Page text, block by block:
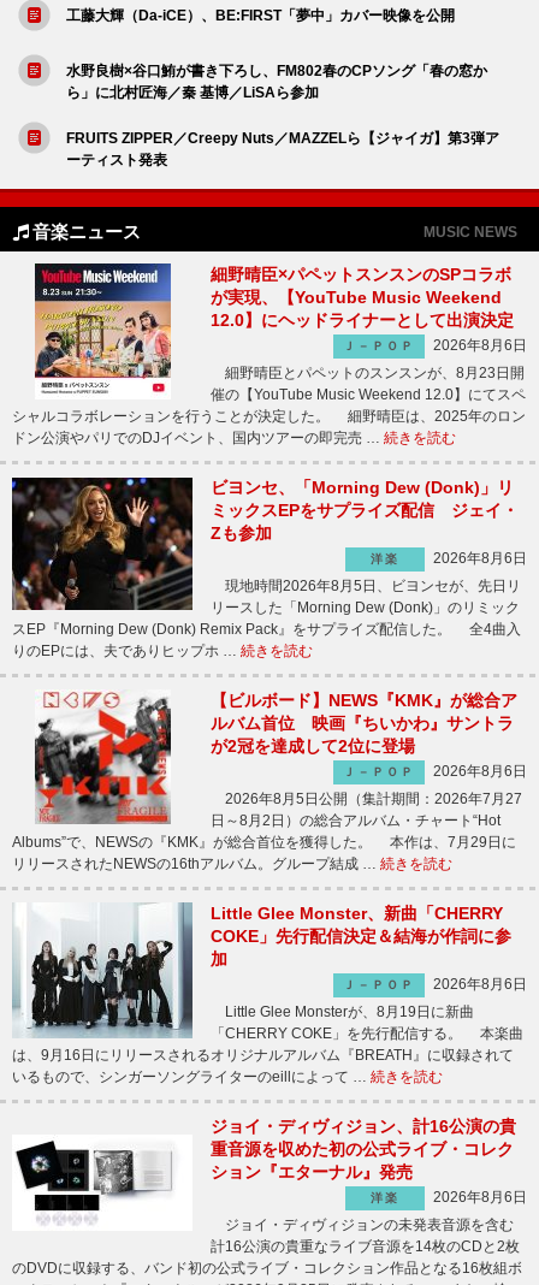
工藤大輝（Da-iCE）、BE:FIRST「夢中」カバー映像を公開
水野良樹×谷口鮪が書き下ろし、FM802春のCPソング「春の窓か
ら」に北村匠海／秦 基博／LiSAら参加
FRUITS ZIPPER／Creepy Nuts／MAZZELら【ジャイガ】第3弾ア
ーティスト発表
音楽ニュース MUSIC NEWS
細野晴臣×パペットスンスンのSPコラボ
が実現、【YouTube Music Weekend
12.0】にヘッドライナーとして出演決定
Ｊ－ＰＯＰ
2026年8月6日
細野晴臣とパペットのスンスンが、8月23日開
催の【YouTube Music Weekend 12.0】にてスペ
シャルコラボレーションを行うことが決定した。 細野晴臣は、2025年のロン
ドン公演やパリでのDJイベント、国内ツアーの即完売 … 続きを読む
ビヨンセ、「Morning Dew (Donk)」リ
ミックスEPをサプライズ配信 ジェイ・
Zも参加
洋楽
2026年8月6日
現地時間2026年8月5日、ビヨンセが、先日リ
リースした「Morning Dew (Donk)」のリミック
スEP『Morning Dew (Donk) Remix Pack』をサプライズ配信した。 全4曲入
りのEPには、夫でありヒップホ … 続きを読む
【ビルボード】NEWS『KMK』が総合ア
ルバム首位 映画『ちいかわ』サントラ
が2冠を達成して2位に登場
Ｊ－ＰＯＰ
2026年8月6日
2026年8月5日公開（集計期間：2026年7月27
日～8月2日）の総合アルバム・チャート“Hot
Albums”で、NEWSの『KMK』が総合首位を獲得した。 本作は、7月29日に
リリースされたNEWSの16thアルバム。グループ結成 … 続きを読む
Little Glee Monster、新曲「CHERRY
COKE」先行配信決定＆結海が作詞に参
加
Ｊ－ＰＯＰ
2026年8月6日
Little Glee Monsterが、8月19日に新曲
「CHERRY COKE」を先行配信する。 本楽曲
は、9月16日にリリースされるオリジナルアルバム『BREATH』に収録されて
いるもので、シンガーソングライターのeillによって … 続きを読む
ジョイ・ディヴィジョン、計16公演の貴
重音源を収めた初の公式ライブ・コレク
ション『エターナル』発売
洋楽
2026年8月6日
ジョイ・ディヴィジョンの未発表音源を含む
計16公演の貴重なライブ音源を14枚のCDと2枚
のDVDに収録する、バンド初の公式ライブ・コレクション作品となる16枚組ボ